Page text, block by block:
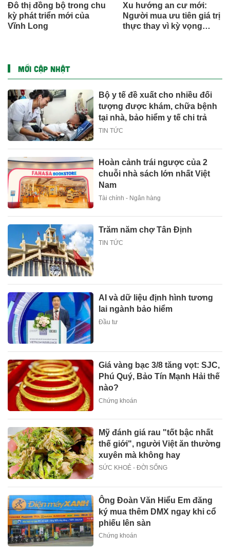
Đô thị đồng bộ trong chu
kỳ phát triển mới của
Vĩnh Long
Xu hướng an cư mới:
Người mua ưu tiên giá trị
thực thay vì kỳ vọng
MỚI CẬP NHẬT
Bộ y tế đề xuất cho nhiều đối
tượng được khám, chữa bệnh
tại nhà, bảo hiểm y tế chi trả
TIN TỨC
Hoàn cảnh trái ngược của 2
chuỗi nhà sách lớn nhất Việt
Nam
Tài chính - Ngân hàng
Trăm năm chợ Tân Định
TIN TỨC
AI và dữ liệu định hình tương
lai ngành bảo hiểm
Đầu tư
Giá vàng bạc 3/8 tăng vọt: SJC,
Phú Quý, Bảo Tín Mạnh Hải thế
nào?
Chứng khoán
Mỹ đánh giá rau "tốt bậc nhất
thế giới", người Việt ăn thường
xuyên mà không hay
SỨC KHOẺ - ĐỜI SỐNG
Ông Đoàn Văn Hiểu Em đăng
ký mua thêm DMX ngay khi cổ
phiếu lên sàn
Chứng khoán